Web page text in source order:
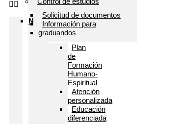
Code learning:
Programación
Aprendizaje musical
Tekman
Solicitud de documentos
Información para
graduandos
Nosotros
Proyecto
Educativo
Plan
de
Formación
Humano-
Espiritual
Atención
personalizada
Educación
diferenciada